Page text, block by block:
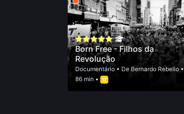
Born Free - Filhos da
Revolução
Documentário• De Bernardo Rebello•
86 min •